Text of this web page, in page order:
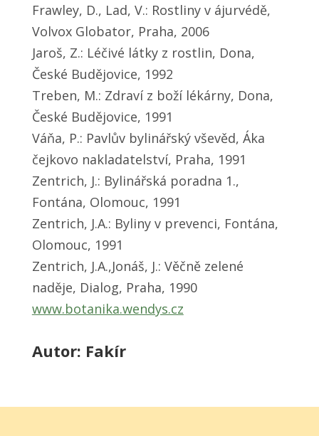
Frawley, D., Lad, V.: Rostliny v ájurvédě,
Volvox Globator, Praha, 2006
Jaroš, Z.: Léčivé látky z rostlin, Dona,
České Budějovice, 1992
Treben, M.: Zdraví z boží lékárny, Dona,
České Budějovice, 1991
Váňa, P.: Pavlův bylinářský vševěd, Áka
čejkovo nakladatelství, Praha, 1991
Zentrich, J.: Bylinářská poradna 1.,
Fontána, Olomouc, 1991
Zentrich, J.A.: Byliny v prevenci, Fontána,
Olomouc, 1991
Zentrich, J.A.,Jonáš, J.: Věčně zelené
naděje, Dialog, Praha, 1990
www.botanika.wendys.cz
Autor: Fakír